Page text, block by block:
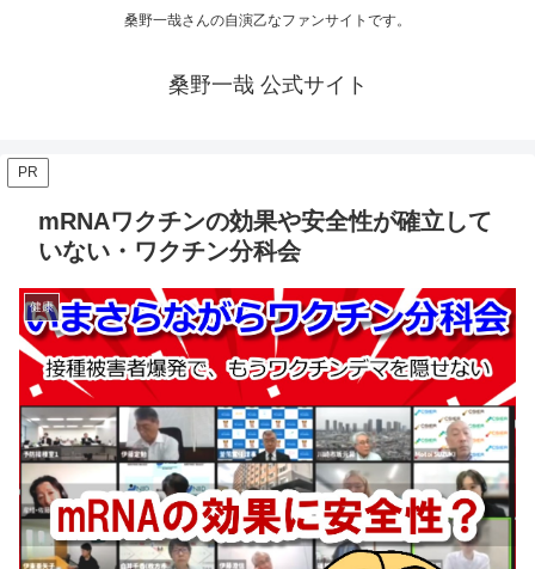
桑野一哉さんの自演乙なファンサイトです。
桑野一哉 公式サイト
PR
mRNAワクチンの効果や安全性が確立して
いない・ワクチン分科会
健康